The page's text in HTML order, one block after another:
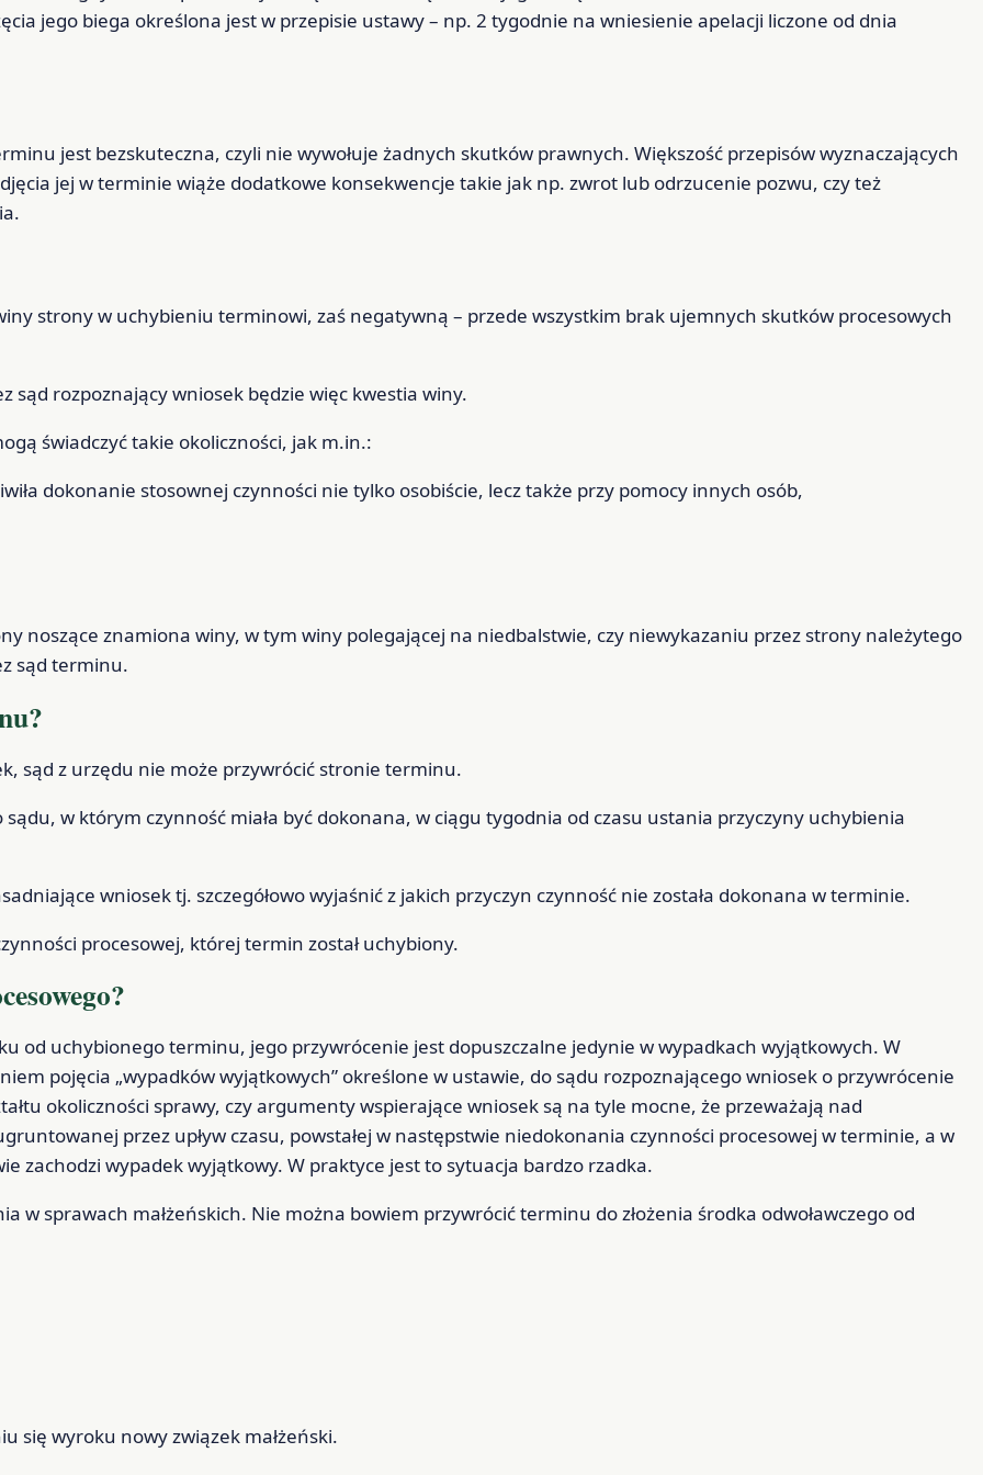
jego biega określona jest w przepisie ustawy – np. 2 tygodnie na wniesienie apelacji liczone od dnia
jest bezskuteczna, czyli nie wywołuje żadnych skutków prawnych. Większość przepisów wyznaczających
jej w terminie wiąże dodatkowe konsekwencje takie jak np. zwrot lub odrzucenie pozwu, czy też
strony w uchybieniu terminowi, zaś negatywną – przede wszystkim brak ujemnych skutków procesowych
rozpoznający wniosek będzie więc kwestia winy.
świadczyć takie okoliczności, jak m.in.:
dokonanie stosownej czynności nie tylko osobiście, lecz także przy pomocy innych osób,
noszące znamiona winy, w tym winy polegającej na niedbalstwie, czy niewykazaniu przez strony należytego
sąd terminu.
sąd z urzędu nie może przywrócić stronie terminu.
w którym czynność miała być dokonana, w ciągu tygodnia od czasu ustania przyczyny uchybienia
wniosek tj. szczegółowo wyjaśnić z jakich przyczyn czynność nie została dokonana w terminie.
procesowej, której termin został uchybiony.
od uchybionego terminu, jego przywrócenie jest dopuszczalne jedynie w wypadkach wyjątkowych. W
pojęcia „wypadków wyjątkowych” określone w ustawie, do sądu rozpoznającego wniosek o przywrócenie
okoliczności sprawy, czy argumenty wspierające wniosek są na tyle mocne, że przeważają nad
przez upływ czasu, powstałej w następstwie niedokonania czynności procesowej w terminie, a w
zachodzi wypadek wyjątkowy. W praktyce jest to sytuacja bardzo rzadka.
w sprawach małżeńskich. Nie można bowiem przywrócić terminu do złożenia środka odwoławczego od
się wyroku nowy związek małżeński.